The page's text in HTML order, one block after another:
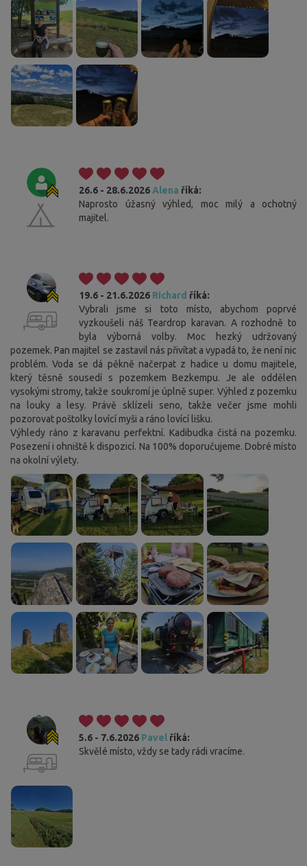
26.6 - 28.6.2026Alena říká:
Naprosto úžasný výhled, moc milý a ochotný
majitel.
19.6 - 21.6.2026 Richard říká:
Vybrali jsme si toto místo, abychom poprvé
vyzkoušeli náš Teardrop karavan. A rozhodně to
byla výborná volby. Moc hezký udržovaný
pozemek. Pan majitel se zastavil nás přivítat a vypadá to, že není nic
problém. Voda se dá pěkně načerpat z hadice u domu majitele,
který těsně sousedí s pozemkem Bezkempu. Je ale oddělen
vysokými stromy, takže soukromí je úplně super. Výhled z pozemku
na louky a lesy. Právě sklízeli seno, takže večer jsme mohli
pozorovat poštolky lovící myši a ráno lovící lišku.
Výhledy ráno z karavanu perfektní. Kadibudka čistá na pozemku.
Posezení i ohniště k dispozicí. Na 100% doporučujeme. Dobré místo
na okolní výlety.
5.6 - 7.6.2026 Pavel říká:
Skvělé místo, vždy se tady rádi vracíme.